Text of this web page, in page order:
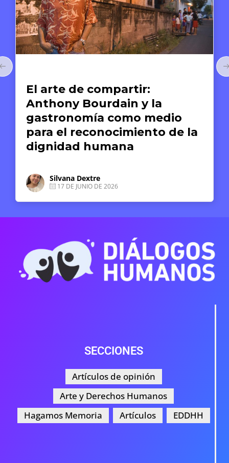
de la
El arte como
reparación: el caso
Museo de la
Derechos Humanos
SECCIONES
Artículos de opinión
Arte y Derechos Humanos
Hagamos Memoria
Artículos EDDHH